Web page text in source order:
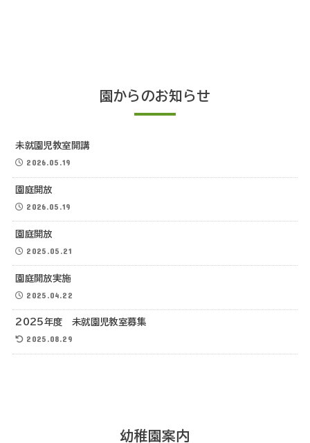
園からのお知らせ
未就園児教室開講
2026.05.19
園庭開放
2026.05.19
園庭開放
2025.05.21
園庭開放実施
2025.04.22
2025年度 未就園児教室募集
2025.08.29
幼稚園案内